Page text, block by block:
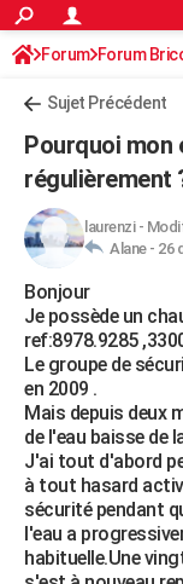
ACTUALITÉS
Politique
Société
Faits Divers
Education
Monde
Villes
+
Programme TV
Streaming
Cinéma
Sorties cinéma
Musique
FINANCE
Retraite
Impôts
Epargne
Immobilier
Risques naturels par
Banque
Assurance
Crédit
AUTO
Essais
Réserver un essai
Citadines
Berlines
SUV
Forum auto
HIGH-TECH
Mobiles
Meilleur smartphone
Internet
Ordinateurs
Jeux vidéo
Guide high-tech
+BRICOLAGE
Forum
Aménagement intérieur
Extérieur
Cuisine
Salle de bains
Jardinage
Rangement
WEEK-END
Guides de France
Escapades
Patrimoine
Expositions
Musées
Week-end nature
+LIFESTYLE
Art de vivre
Bien-être
Loisirs
Mode
Modes de vie
SANTE
Alimentation
Guide de la santé
Maladies
Médicaments
Sommeil
VOYAGE
Destinations
City break
Voyage nature
Voyage de noces
Forum
Climat
+PHOTO
Forum Forum
Sujet Précédent
Pourquoi mon
régulièrement
laurenzi-
Alane - 26
Bonjour
Je possède un
ref:8978.9285
Le groupe de
en 2009 .
Mais depuis deux
de l'eau baisse de
J'ai tout d'abord
à tout hasard
sécurité pendant
l'eau a
habituelle.Une